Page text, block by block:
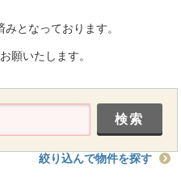
となっております。
願いたします。
絞り込んで物件を探す